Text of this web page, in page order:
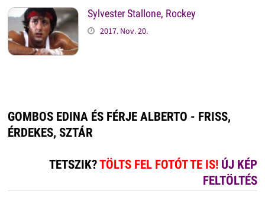
Sylvester Stallone, Rockey
2017. Nov. 20.
GOMBOS EDINA ÉS FÉRJE ALBERTO - FRISS,
ÉRDEKES, SZTÁR
TETSZIK?TÖLTS FEL FOTÓT TE IS! ÚJ KÉP
FELTÖLTÉS